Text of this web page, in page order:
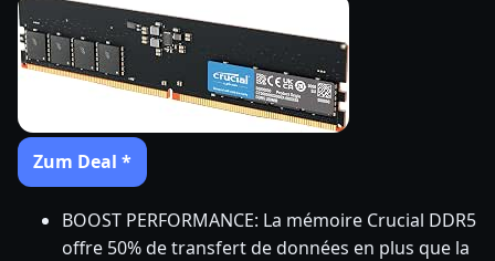
Zum Deal *
BOOST PERFORMANCE: La mémoire Crucial DDR5
offre 50% de transfert de données en plus que la